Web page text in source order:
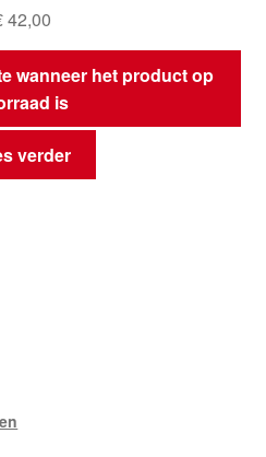
42,00
wanneer het product op
is
verder